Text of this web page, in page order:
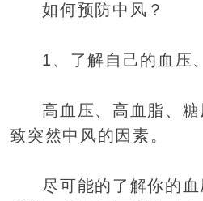
如何预防中风？
1、了解自己的血压
高血压、高血脂、
致突然中风的因素。
尽可能的了解你的